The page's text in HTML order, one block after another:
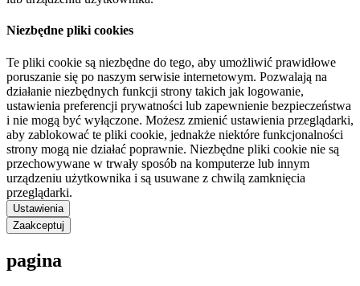
Niezbędne pliki cookies
Te pliki cookie są niezbędne do tego, aby umożliwić prawidłowe
poruszanie się po naszym serwisie internetowym. Pozwalają na
działanie niezbędnych funkcji strony takich jak logowanie,
ustawienia preferencji prywatności lub zapewnienie bezpieczeństwa
i nie mogą być wyłączone. Możesz zmienić ustawienia przeglądarki,
aby zablokować te pliki cookie, jednakże niektóre funkcjonalności
strony mogą nie działać poprawnie. Niezbędne pliki cookie nie są
przechowywane w trwały sposób na komputerze lub innym
urządzeniu użytkownika i są usuwane z chwilą zamknięcia
przeglądarki.
Ustawienia
Zaakceptuj
pagina